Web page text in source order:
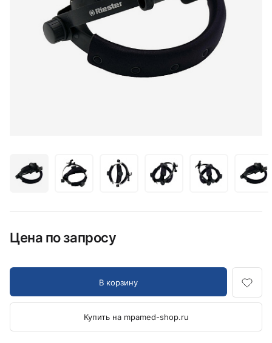
Цена по запросу
В корзину
Купить на mpamed-shop.ru